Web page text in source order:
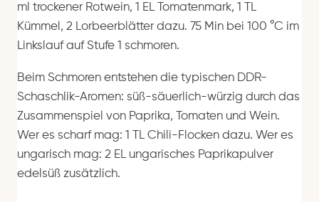
ml trockener Rotwein, 1 EL Tomatenmark, 1 TL
Kümmel, 2 Lorbeerblätter dazu. 75 Min bei 100 °C im
Linkslauf auf Stufe 1 schmoren.
Beim Schmoren entstehen die typischen DDR-
Schaschlik-Aromen: süß-säuerlich-würzig durch das
Zusammenspiel von Paprika, Tomaten und Wein.
Wer es scharf mag: 1 TL Chili-Flocken dazu. Wer es
ungarisch mag: 2 EL ungarisches Paprikapulver
edelsüß zusätzlich.